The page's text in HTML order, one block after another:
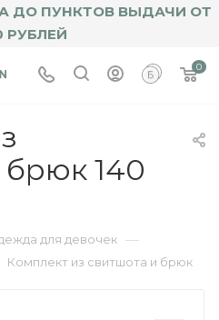
ДО ПУНКТОВ ВЫДАЧИ ОТ
РУБЛЕЙ
0
140
для девочек —
Комплект из свитшота и брюк